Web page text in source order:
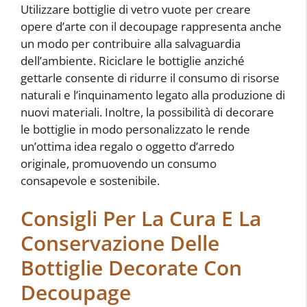
Utilizzare bottiglie di vetro vuote per creare
opere d’arte con il decoupage rappresenta anche
un modo per contribuire alla salvaguardia
dell’ambiente. Riciclare le bottiglie anziché
gettarle consente di ridurre il consumo di risorse
naturali e l’inquinamento legato alla produzione di
nuovi materiali. Inoltre, la possibilità di decorare
le bottiglie in modo personalizzato le rende
un’ottima idea regalo o oggetto d’arredo
originale, promuovendo un consumo
consapevole e sostenibile.
Consigli Per La Cura E La
Conservazione Delle
Bottiglie Decorate Con
Decoupage